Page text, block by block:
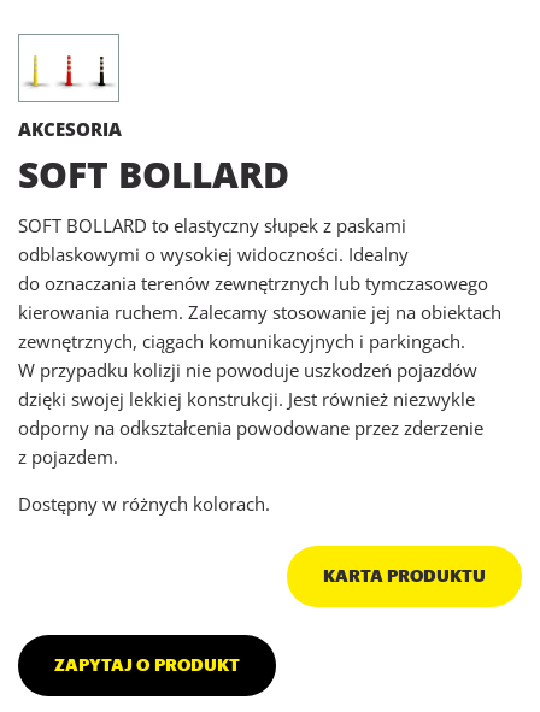
AKCESORIA
SOFT BOLLARD
SOFT BOLLARD to elastyczny słupek z paskami
odblaskowymi o wysokiej widoczności. Idealny
do oznaczania terenów zewnętrznych lub tymczasowego
kierowania ruchem. Zalecamy stosowanie jej na obiektach
zewnętrznych, ciągach komunikacyjnych i parkingach.
W przypadku kolizji nie powoduje uszkodzeń pojazdów
dzięki swojej lekkiej konstrukcji. Jest również niezwykle
odporny na odkształcenia powodowane przez zderzenie
z pojazdem.
Dostępny w różnych kolorach.
KARTA PRODUKTU
ZAPYTAJ O PRODUKT